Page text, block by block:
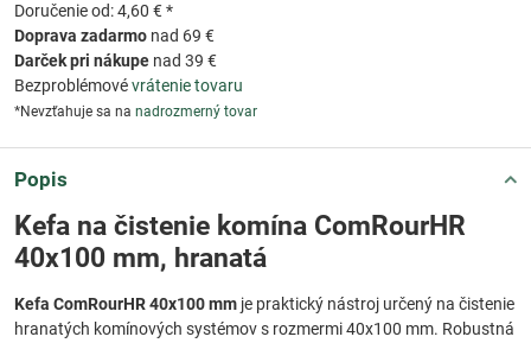
Doručenie od: 4,60 € *
Doprava zadarmo nad 69 €
Darček pri nákupe nad 39 €
Bezproblémovévrátenie tovaru
*Nevzťahuje sa na nadrozmerný tovar
Popis
Kefa na čistenie komína ComRourHR
40x100 mm, hranatá
Kefa ComRourHR 40x100 mm je praktický nástroj určený na čistenie
hranatých komínových systémov s rozmermi 40x100 mm. Robustná